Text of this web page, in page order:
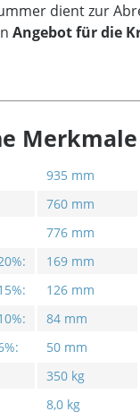
dient zur
Angebot für die
Merkmale
935 mm
760 mm
776 mm
169 mm
126 mm
84 mm
50 mm
350 kg
8,0 kg